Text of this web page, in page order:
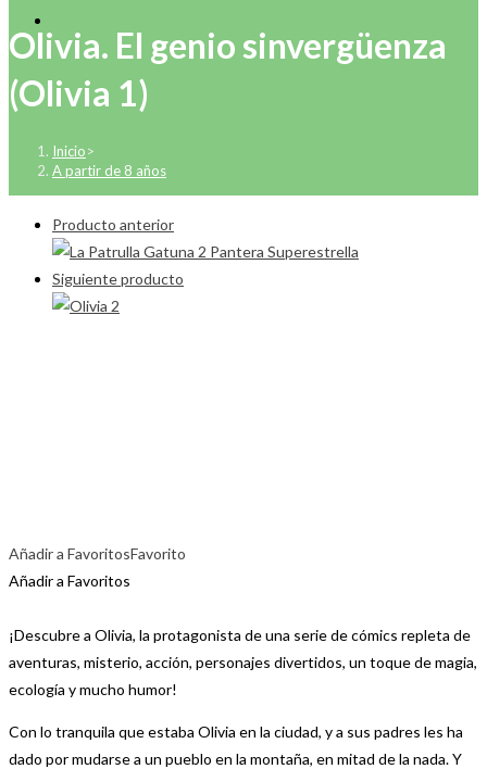
Olivia. El genio sinvergüenza
(Olivia 1)
Inicio>
A partir de 8 años
Producto anterior
Siguiente producto
Añadir a FavoritosFavorito
Añadir a Favoritos
¡Descubre a Olivia, la protagonista de una serie de cómics repleta de
aventuras, misterio, acción, personajes divertidos, un toque de magia,
ecología y mucho humor!
Con lo tranquila que estaba Olivia en la ciudad, y a sus padres les ha
dado por mudarse a un pueblo en la montaña, en mitad de la nada. Y